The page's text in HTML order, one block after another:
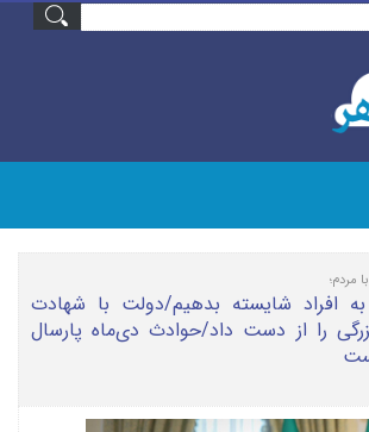
مردم؛
افراد شایسته بدهیم/دولت با شهادت
را از دست داد/حوادث دی‌ماه پارسال